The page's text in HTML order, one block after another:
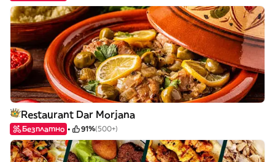
Restaurant Dar Morjana
Безплатно 91%(500+)